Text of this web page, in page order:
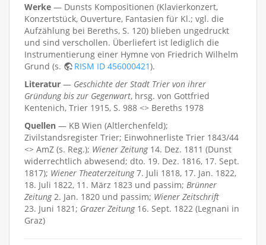
Werke — Dunsts Kompositionen (Klavierkonzert,
Konzertstück, Ouverture, Fantasien für Kl.; vgl. die
Aufzählung bei Bereths, S. 120) blieben ungedruckt
und sind verschollen. Überliefert ist lediglich die
Instrumentierung einer Hymne von Friedrich Wilhelm
Grund (s.
RISM ID 456000421).
Literatur — Geschichte der Stadt Trier von ihrer
Gründung bis zur Gegenwart, hrsg. von Gottfried
Kentenich, Trier 1915, S. 988 <> Bereths 1978
Quellen — KB Wien (Altlerchenfeld);
Zivilstandsregister Trier; Einwohnerliste Trier 1843/44
<> AmZ (s. Reg.); Wiener Zeitung14. Dez. 1811 (Dunst
widerrechtlich abwesend; dto. 19. Dez. 1816, 17. Sept.
1817); Wiener Theaterzeitung7. Juli 1818, 17. Jan. 1822,
18. Juli 1822, 11. März 1823 und passim; Brünner
Zeitung2. Jan. 1820 und passim; Wiener Zeitschrift
23. Juni 1821; Grazer Zeitung16. Sept. 1822 (Legnani in
Graz)